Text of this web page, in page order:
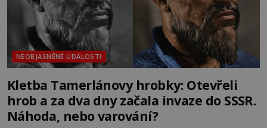
NEOBJASNĚNÉ UDÁLOSTI
Kletba Tamerlánovy hrobky: Otevřeli
hrob a za dva dny začala invaze do SSSR.
Náhoda, nebo varování?